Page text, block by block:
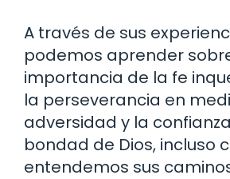
A través de sus
podemos aprender
importancia de la fe
la perseverancia en
adversidad y la
bondad de Dios, incluso
entendemos sus